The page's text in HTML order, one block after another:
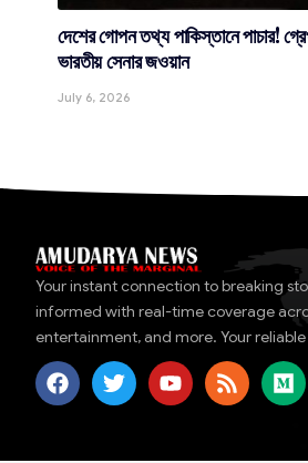
দেশের গোপন তথ্য পাকিস্তানে পাচার!
ভারতীয় সেনার জওয়ান
July 6, 2026
Your instant connection to breaking
informed with real-time coverage
entertainment, and more. Your